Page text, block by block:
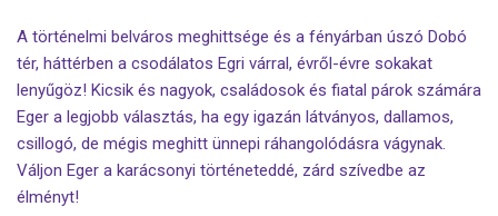
A történelmi belváros meghittsége és a fényárban úszó Dobó
tér, háttérben a csodálatos Egri várral, évről-évre sokakat
lenyűgöz! Kicsik és nagyok, családosok és fiatal párok számára
Eger a legjobb választás, ha egy igazán látványos, dallamos,
csillogó, de mégis meghitt ünnepi ráhangolódásra vágynak.
Váljon Eger a karácsonyi történeteddé, zárd szívedbe az
élményt!